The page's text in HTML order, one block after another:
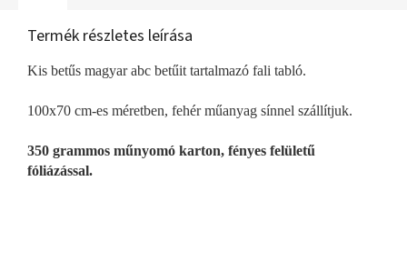
Termék részletes leírása
Kis betűs magyar abc betűit tartalmazó fali tabló.
100x70 cm-es méretben, fehér műanyag sínnel szállítjuk.
350 grammos műnyomó karton, fényes felületű
fóliázással.